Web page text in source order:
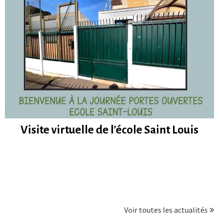
Visite virtuelle de l'école Saint Louis
Voir toutes les actualités